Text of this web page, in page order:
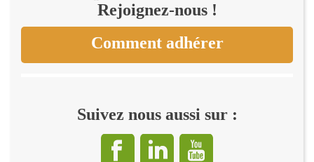
Rejoignez-nous !
Comment adhérer
Suivez nous aussi sur :